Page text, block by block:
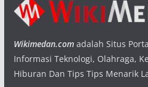
Wikimedan.comadalah Situs
Informasi Teknologi, Olahraga,
Hiburan Dan Tips Tips Menarik